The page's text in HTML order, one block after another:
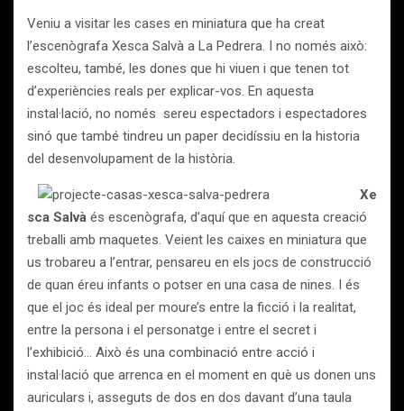
Veniu a visitar les cases en miniatura que ha creat
l’escenògrafa Xesca Salvà a La Pedrera. I no només això:
escolteu, també, les dones que hi viuen i que tenen tot
d’experiències reals per explicar-vos. En aquesta
instal·lació, no només sereu espectadors i espectadores
sinó que també tindreu un paper decidíssiu en la historia
del desenvolupament de la història.
Xe
sca Salvà és escenògrafa, d’aquí que en aquesta creació
treballi amb maquetes. Veient les caixes en miniatura que
us trobareu a l’entrar, pensareu en els jocs de construcció
de quan éreu infants o potser en una casa de nines. I és
que el joc és ideal per moure’s entre la ficció i la realitat,
entre la persona i el personatge i entre el secret i
l’exhibició… Això és una combinació entre acció i
instal·lació que arrenca en el moment en què us donen uns
auriculars i, asseguts de dos en dos davant d’una taula